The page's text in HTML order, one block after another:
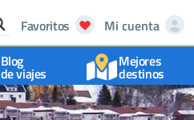
Favoritos
Mi cuenta
Blog
de viajes
Mejores
destinos